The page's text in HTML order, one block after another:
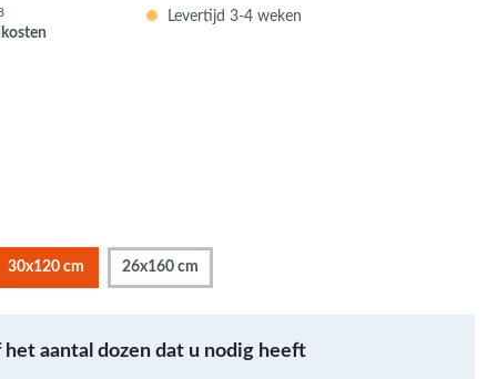
Natuursteenlook
Levertijd 3-4 weken
30x120 cm 26x160 cm
aantal dozen dat u nodig heeft